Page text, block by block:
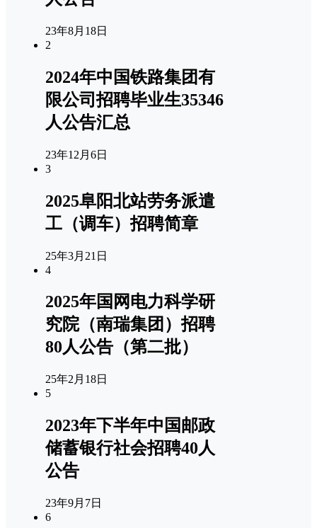
23年8月18日
2
2024年中国铁路集团有
限公司招聘毕业生35346
人公告汇总
23年12月6日
3
2025阜阳北站劳务派遣
工（调车）招聘简章
25年3月21日
4
2025年国网电力科学研
究院（南瑞集团）招聘
80人公告（第二批）
25年2月18日
5
2023年下半年中国邮政
储蓄银行社会招聘40人
公告
23年9月7日
6